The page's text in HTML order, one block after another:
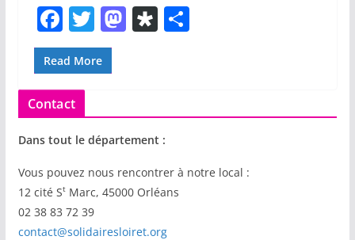
F
a
c
e
b
o
o
k
T
w
itt
M
a
d
o
n
Di
a
or
a
P
er
Read More
Contact
Dans tout le département :
Vous pouvez nous rencontrer à notre local :
12 cité StMarc, 45000 Orléans
02 38 83 72 39
contact@solidairesloiret.org